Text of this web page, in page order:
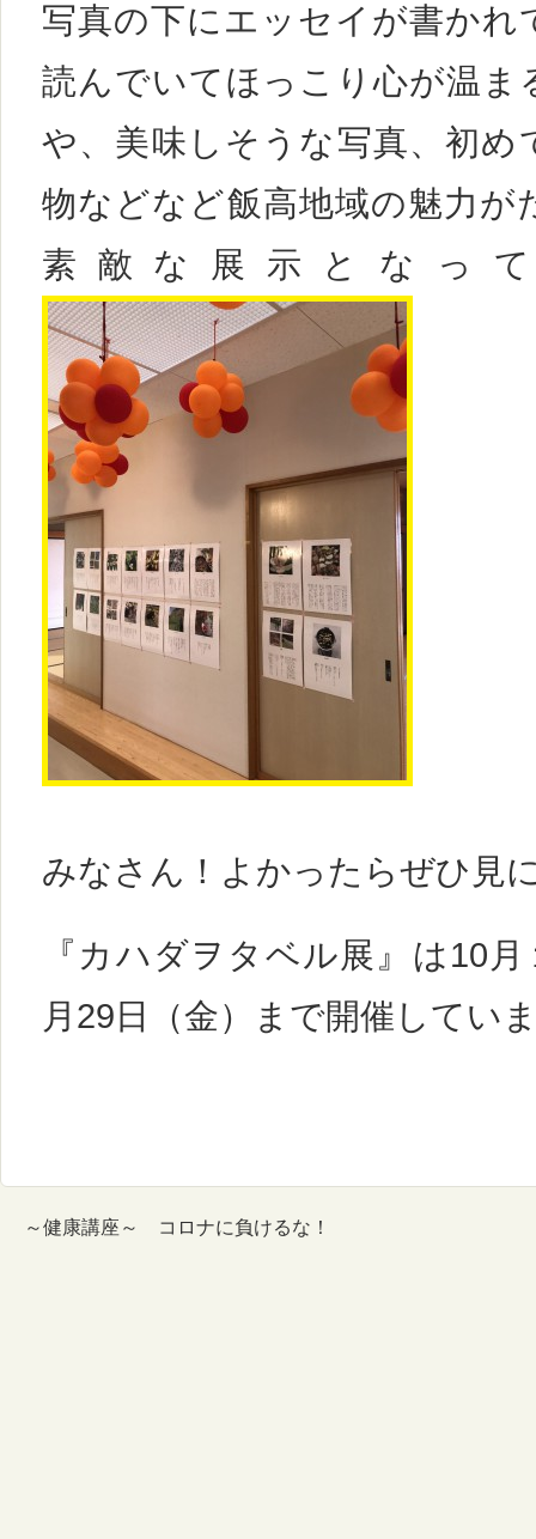
写真の下にエッセイが書かれ
読んでいてほっこり心が温ま
や、美味しそうな写真、初め
物などなど飯高地域の魅力が
素敵な展示となっ
みなさん！よかったらぜひ見
『カハダヲタベル展』は10
月29日（金）まで開催してい
～健康講座～ コロナに負けるな！